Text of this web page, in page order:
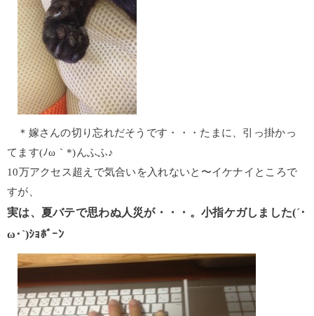
＊嫁さんの切り忘れだそうです・・・たまに、引っ掛かっ
てます(ﾉω｀*)んふふ♪
10万アクセス超えで気合いを入れないと〜イケナイところで
すが、
実は、夏バテで思わぬ人災が・・・。小指ケガしました(´･
ω･`)ｼｮﾎﾞｰﾝ